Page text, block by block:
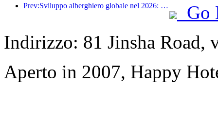
Prev:Sviluppo alberghiero globale nel 2026: Shanghai al primo posto per l'aggiunta di nuove camere
Go
Indirizzo: 81 Jinsha Road,
Aperto in 2007, Happy